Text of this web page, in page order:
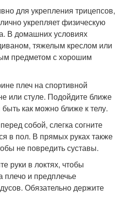
для укрепления трицепсов,
укрепляет физическую
В домашних условиях
тяжелым креслом или
предметом с хорошим
плеч на спортивной
или стуле. Подойдите ближе
как можно ближе к телу.
собой, слегка согните
в пол. В прямых руках также
не повредить суставы.
руки в локтях, чтобы
плечо и предплечье
Обязательно держите